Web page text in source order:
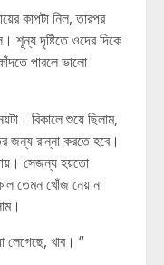
কাপটা নিল, তারপর
শূন্য দৃষ্টিতে ওদের দিকে
পারলে ভালো
বিকালে শুয়ে ছিলাম,
জন্য রান্না করতে হবে।
সেজন্য হয়তো
তেমন খোঁজ নেয় না
লেগেছে, খাব। “